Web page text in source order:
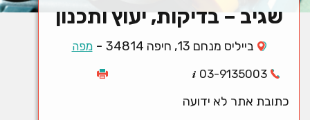
שגיב – בדיקות, יעוץ ותכנון
בייליס מנחם 13, חיפה 34814 -מפה
03-9135003
כתובת אתר לא ידועה